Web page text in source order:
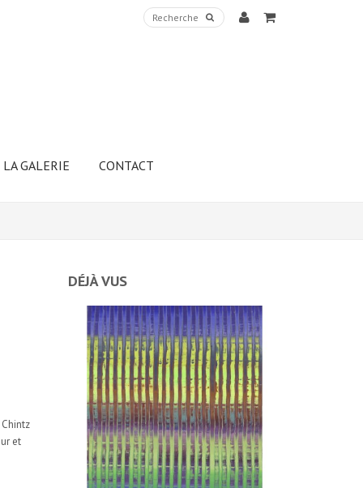
LA GALERIE CONTACT
et
DÉJÀ VUS